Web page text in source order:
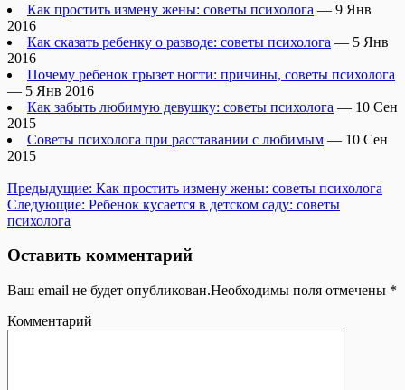
Как простить измену жены: советы психолога — 9 Янв
2016
Как сказать ребенку о разводе: советы психолога — 5 Янв
2016
Почему ребенок грызет ногти: причины, советы психолога
— 5 Янв 2016
Как забыть любимую девушку: советы психолога — 10 Сен
2015
Советы психолога при расставании с любимым — 10 Сен
2015
Предыдущие: Как простить измену жены: советы психолога
Следующие: Ребенок кусается в детском саду: советы
психолога
Оставить комментарий
Ваш email не будет опубликован.Необходимы поля отмечены *
Комментарий